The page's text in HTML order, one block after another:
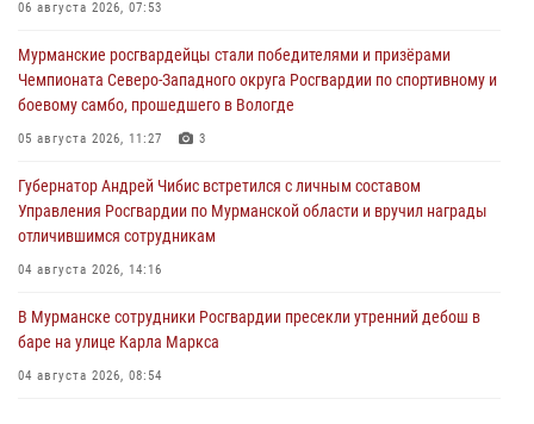
06 августа 2026, 07:53
Мурманские росгвардейцы стали победителями и призёрами
Чемпионата Северо-Западного округа Росгвардии по спортивному и
боевому самбо, прошедшего в Вологде
05 августа 2026, 11:27 3
Губернатор Андрей Чибис встретился с личным составом
Управления Росгвардии по Мурманской области и вручил награды
отличившимся сотрудникам
04 августа 2026, 14:16
В Мурманске сотрудники Росгвардии пресекли утренний дебош в
баре на улице Карла Маркса
04 августа 2026, 08:54